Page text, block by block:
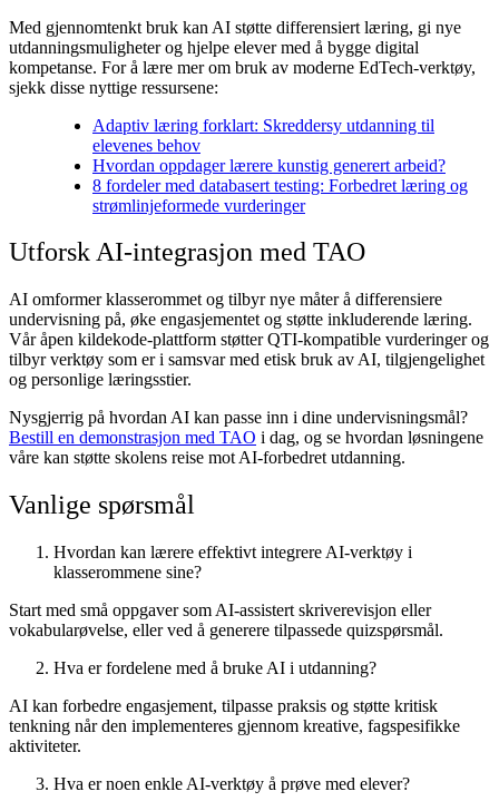
Med gjennomtenkt bruk kan AI støtte differensiert læring, gi nye
utdanningsmuligheter og hjelpe elever med å bygge digital
kompetanse. For å lære mer om bruk av moderne EdTech-verktøy,
sjekk disse nyttige ressursene:
Adaptiv læring forklart: Skreddersy utdanning til
elevenes behov
Hvordan oppdager lærere kunstig generert arbeid?
8 fordeler med databasert testing: Forbedret læring og
strømlinjeformede vurderinger
Utforsk AI-integrasjon med TAO
AI omformer klasserommet og tilbyr nye måter å differensiere
undervisning på, øke engasjementet og støtte inkluderende læring.
Vår åpen kildekode-plattform støtter QTI-kompatible vurderinger og
tilbyr verktøy som er i samsvar med etisk bruk av AI, tilgjengelighet
og personlige læringsstier.
Nysgjerrig på hvordan AI kan passe inn i dine undervisningsmål?
Bestill en demonstrasjon med TAO i dag, og se hvordan løsningene
våre kan støtte skolens reise mot AI-forbedret utdanning.
Vanlige spørsmål
Hvordan kan lærere effektivt integrere AI-verktøy i
klasserommene sine?
Start med små oppgaver som AI-assistert skriverevisjon eller
vokabularøvelse, eller ved å generere tilpassede quizspørsmål.
Hva er fordelene med å bruke AI i utdanning?
AI kan forbedre engasjement, tilpasse praksis og støtte kritisk
tenkning når den implementeres gjennom kreative, fagspesifikke
aktiviteter.
Hva er noen enkle AI-verktøy å prøve med elever?